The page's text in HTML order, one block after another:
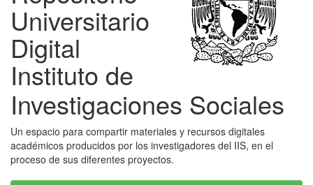
Universitario
Digital
Instituto de
Investigaciones Sociales
Un espacio para compartir materiales y recursos digitales
académicos producidos por los investigadores del IIS, en el
proceso de sus diferentes proyectos.